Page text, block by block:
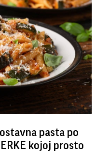
pasta po
kojoj prosto